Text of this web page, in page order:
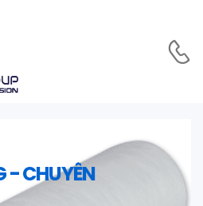
- CHUYÊN